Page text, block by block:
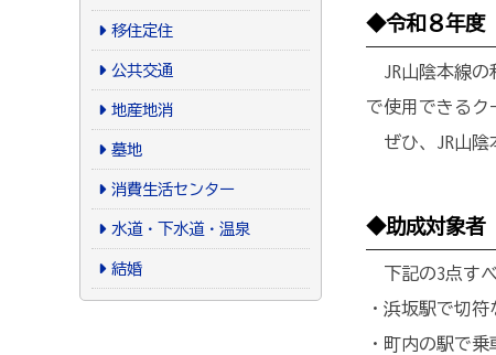
移住定住
公共交通
地産地消
墓地
消費生活センター
水道・下水道・温泉
結婚
◆令和８年度
JR山陰本線の
で使用できるク
ぜひ、JR山陰
◆助成対象者
下記の3点す
・浜坂駅で切
・町内の駅で